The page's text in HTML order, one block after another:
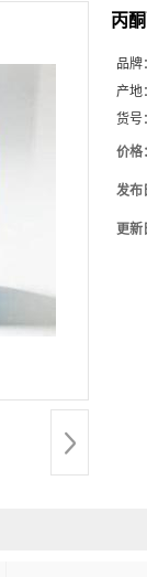
丙
品牌
产地
货号
价格
发布
更新